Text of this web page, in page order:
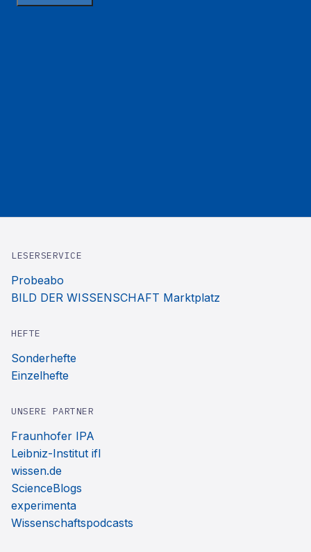
LESERSERVICE
Probeabo
BILD DER WISSENSCHAFT Marktplatz
HEFTE
Sonderhefte
Einzelhefte
UNSERE PARTNER
Fraunhofer IPA
Leibniz-Institut ifl
wissen.de
ScienceBlogs
experimenta
Wissenschaftspodcasts